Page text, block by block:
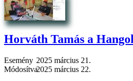
Horváth Tamás a
Esemény 2025 március 21.
Módosítva2025 március 22.